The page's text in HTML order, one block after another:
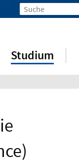
Studium